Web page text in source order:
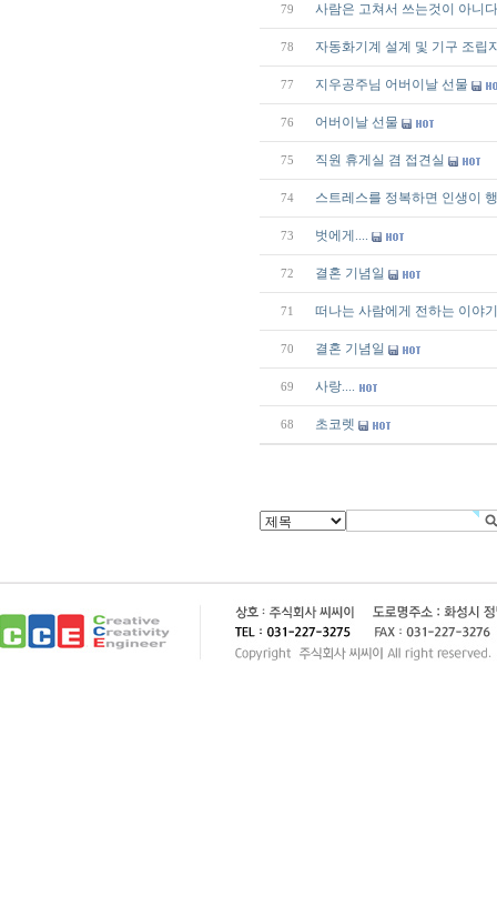
79 사람은 고쳐서 쓰는것이 아니
78 자동화기계 설계 및 기구 조립
77 지우공주님 어버이날 선물
76 어버이날 선물
75 직원 휴게실 겸 접견실
74 스트레스를 정복하면 인생이
73 벗에게....
72 결혼 기념일
71 떠나는 사람에게 전하는 이야기
70 결혼 기념일
69 사랑....
68 초코렛